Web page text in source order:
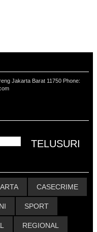
Jakarta Barat 11750 Phone:
CASECRIME
SPORT
REGIONAL